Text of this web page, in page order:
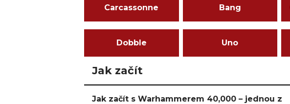
Carcassonne Bang
Dobble Uno
Jak začít
Jak začít s Warhammerem 40,000 – jednou z